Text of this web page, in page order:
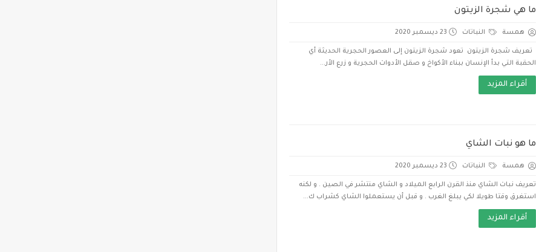
ما هي شجرة الزيتون
همسة النباتات 23 ديسمبر 2020
تعريف شجرة الزيتون تعود شجرة الزيتون إلى العصور الحجرية الحديثة أي
الحقبة التي بدأ الإنسان ببناء الأكواخ و صقل الأدوات الحجرية و زرع الأر...
أقراء المزيد
ما هو نبات الشاي
همسة النباتات 23 ديسمبر 2020
تعريف نبات الشاي منذ القرن الرابع الميلاد و الشاي منتشر في الصين . و لكنه
استغرق وقتا طويلا لكي يبلغ الغرب . و قبل أن يستعملوا الشاي كشراب ك...
أقراء المزيد